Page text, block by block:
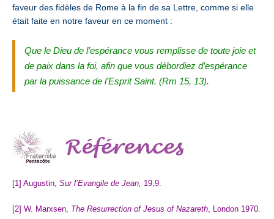
faveur des fidèles de Rome à la fin de sa Lettre, comme si elle
était faite en notre faveur en ce moment :
Que le Dieu de l’espérance vous remplisse de toute joie et
de paix dans la foi, afin que vous débordiez d’espérance
par la puissance de l’Esprit Saint. (Rm 15, 13).
[1] Augustin, Sur l’Evangile de Jean, 19,9.
[2] W. Marxsen, The Resurrection of Jesus of Nazareth, London 1970.